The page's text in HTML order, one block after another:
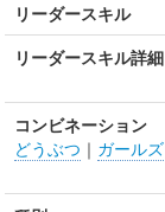
リーダースキル
リーダースキル詳細
コンビネーション
どうぶつ ｜ ガールズ